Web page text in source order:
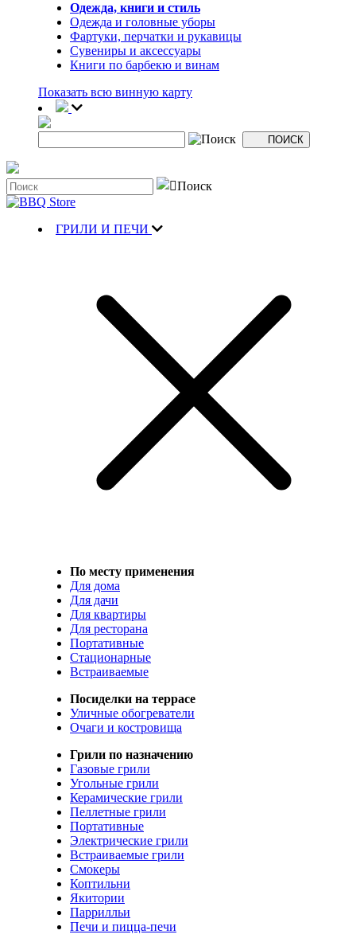
Одежда, книги и стиль
Одежда и головные уборы
Фартуки, перчатки и рукавицы
Сувениры и аксессуары
Книги по барбекю и винам
Показать всю винную карту
ГРИЛИ И ПЕЧИ
По месту применения
Для дома
Для дачи
Для квартиры
Для ресторана
Портативные
Стационарные
Встраиваемые
Посиделки на террасе
Уличные обогреватели
Очаги и костровища
Грили по назначению
Газовые грили
Угольные грили
Керамические грили
Пеллетные грили
Портативные
Электрические грили
Встраиваемые грили
Смокеры
Коптильни
Якитории
Паррилльи
Печи и пицца-печи